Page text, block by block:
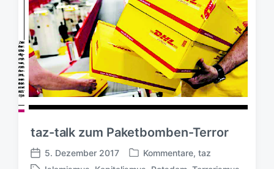
taz-talk zum Paketbomben-Terror
V
5. Dezember 2017
V
Kommentare, taz